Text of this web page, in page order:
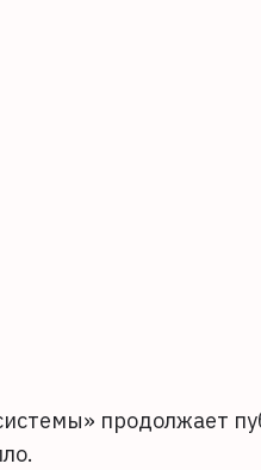
продолжает